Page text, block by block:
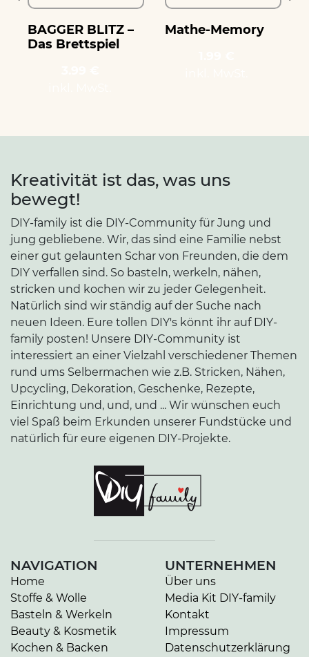
BAGGER BLITZ –
Das Brettspiel
Mathe-Memory
Kreativität ist das, was uns
bewegt!
DIY-family ist die DIY-Community für Jung und
jung gebliebene. Wir, das sind eine Familie nebst
einer gut gelaunten Schar von Freunden, die dem
DIY verfallen sind. So basteln, werkeln, nähen,
stricken und kochen wir zu jeder Gelegenheit.
Natürlich sind wir ständig auf der Suche nach
neuen Ideen. Eure tollen DIY's könnt ihr auf DIY-
family posten! Unsere DIY-Community ist
interessiert an einer Vielzahl verschiedener Themen
rund ums Selbermachen wie z.B. Stricken, Nähen,
Upcycling, Dekoration, Geschenke, Rezepte,
Einrichtung und, und, und ... Wir wünschen euch
viel Spaß beim Erkunden unserer Fundstücke und
natürlich für eure eigenen DIY-Projekte.
NAVIGATION
Home
Stoffe & Wolle
Basteln & Werkeln
Beauty & Kosmetik
Kochen & Backen
UNTERNEHMEN
Über uns
Media Kit DIY-family
Kontakt
Impressum
Da­ten­schutz­er­klä­rung